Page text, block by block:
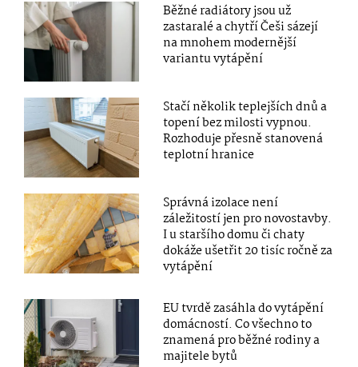
Běžné radiátory jsou už
zastaralé a chytří Češi sázejí
na mnohem modernější
variantu vytápění
Stačí několik teplejších dnů a
topení bez milosti vypnou.
Rozhoduje přesně stanovená
teplotní hranice
Správná izolace není
záležitostí jen pro novostavby.
I u staršího domu či chaty
dokáže ušetřit 20 tisíc ročně za
vytápění
EU tvrdě zasáhla do vytápění
domácností. Co všechno to
znamená pro běžné rodiny a
majitele bytů